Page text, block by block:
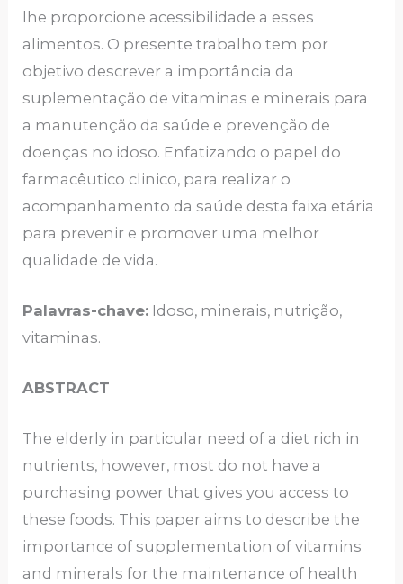
lhe proporcione acessibilidade a esses
alimentos. O presente trabalho tem por
objetivo descrever a importância da
suplementação de vitaminas e minerais para
a manutenção da saúde e prevenção de
doenças no idoso. Enfatizando o papel do
farmacêutico clinico, para realizar o
acompanhamento da saúde desta faixa etária
para prevenir e promover uma melhor
qualidade de vida.
Palavras-chave: Idoso, minerais, nutrição,
vitaminas.
ABSTRACT
The elderly in particular need of a diet rich in
nutrients, however, most do not have a
purchasing power that gives you access to
these foods. This paper aims to describe the
importance of supplementation of vitamins
and minerals for the maintenance of health